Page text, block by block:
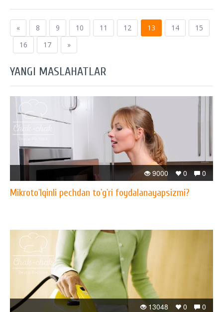
« 8 9 10 11 12 13 14
15
16
17 »
YANGI MASLAHATLAR
0
0
9000
Mikroto`lqinli pechdan to`g`ri foydalanayapsizmi?
0
0
13048